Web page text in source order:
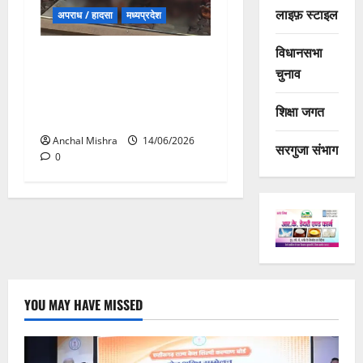
अपराध / हादसा मध्यप्रदेश
Anchal Mishra
14/06/2026
0
लाइफ़ स्टाइल
विधानसभा
चुनाव
शिक्षा जगत
सरगुजा संभाग
YOU MAY HAVE MISSED